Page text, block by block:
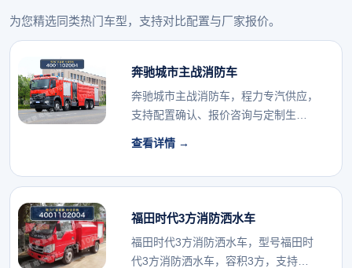
为您精选同类热门车型，支持对比配置与厂家报价。
奔驰城市主战消防车
奔驰城市主战消防车，程力专汽供应，
支持配置确认、报价咨询与定制生
查看详情 →
福田时代3方消防洒水车
福田时代3方消防洒水车，型号福田时
代3方消防洒水车，容积3方，支持厂